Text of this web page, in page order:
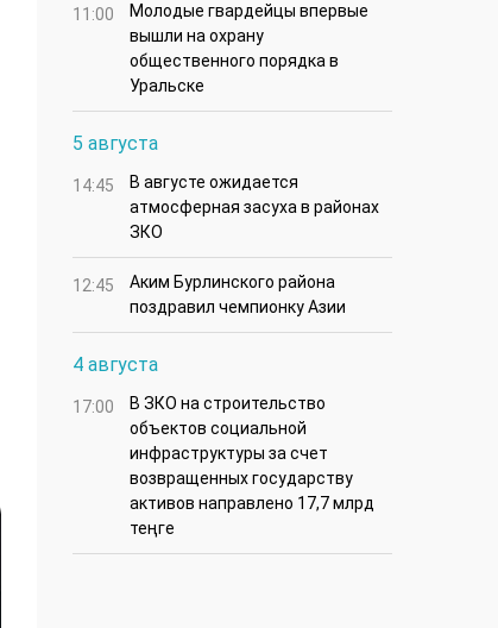
11:00
Молодые гвардейцы впервые
вышли на охрану
общественного порядка в
Уральске
5 августа
14:45
В августе ожидается
атмосферная засуха в районах
ЗКО
12:45
Аким Бурлинского района
поздравил чемпионку Азии
4 августа
17:00
В ЗКО на строительство
объектов социальной
инфраструктуры за счет
возвращенных государству
активов направлено 17,7 млрд
теңге